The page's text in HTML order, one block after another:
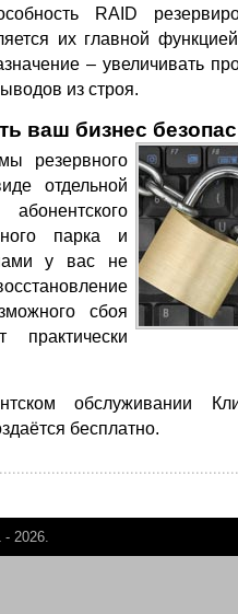
RAID
их главной
– увеличивать
из строя.
ваш бизнес
резервного
отдельной
парка и
у вас не
сбоя
практически
обслуживании
бесплатно.
- 2026.